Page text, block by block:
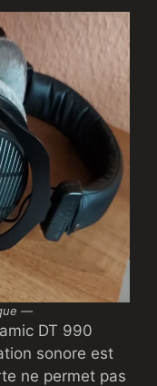
—
DT 990
sonore est
ne permet pas